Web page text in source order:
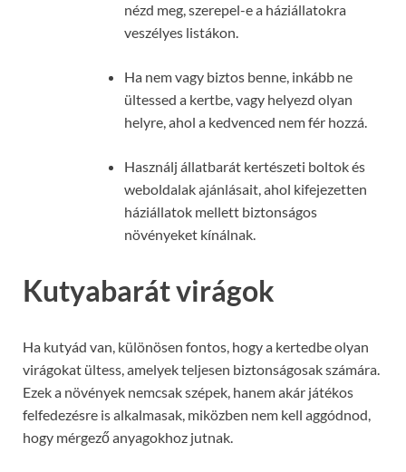
nézd meg, szerepel-e a háziállatokra
veszélyes listákon.
Ha nem vagy biztos benne, inkább ne
ültessed a kertbe, vagy helyezd olyan
helyre, ahol a kedvenced nem fér hozzá.
Használj állatbarát kertészeti boltok és
weboldalak ajánlásait, ahol kifejezetten
háziállatok mellett biztonságos
növényeket kínálnak.
Kutyabarát virágok
Ha kutyád van, különösen fontos, hogy a kertedbe olyan
virágokat ültess, amelyek teljesen biztonságosak számára.
Ezek a növények nemcsak szépek, hanem akár játékos
felfedezésre is alkalmasak, miközben nem kell aggódnod,
hogy mérgező anyagokhoz jutnak.